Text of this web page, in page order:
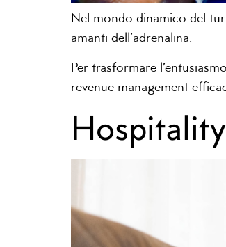
Nel mondo dinamico del
amanti dell’adrenalina.
Per trasformare
revenue management